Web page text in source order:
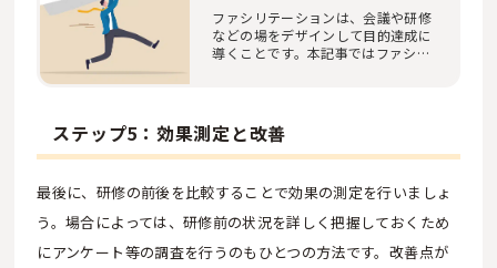
ファシリテーションは、会議や研修
などの場をデザインして目的達成に
導くことです。本記事ではファシリ
ステップ5：効果測定と改善
最後に、研修の前後を比較することで効果の測定を行いましょ
う。場合によっては、研修前の状況を詳しく把握しておくため
にアンケート等の調査を行うのもひとつの方法です。改善点が